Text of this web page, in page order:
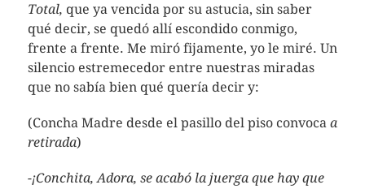
Total, que ya vencida por su astucia, sin saber
qué decir, se quedó allí escondido conmigo,
frente a frente. Me miró fijamente, yo le miré. Un
silencio estremecedor entre nuestras miradas
que no sabía bien qué quería decir y:
(Concha Madre desde el pasillo del piso convoca a
retirada)
-¡Conchita, Adora, se acabó la juerga que hay que